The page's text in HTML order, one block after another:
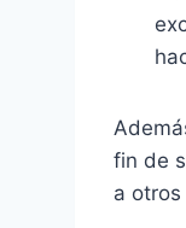
fin de
a